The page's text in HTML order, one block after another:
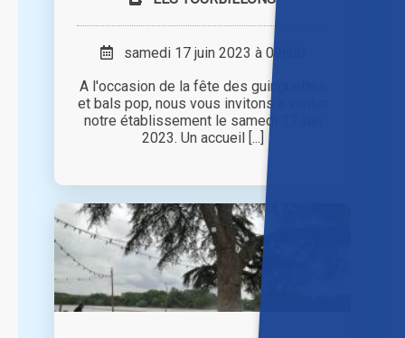
samedi 17 juin 2023 à 09h00
A l'occasion de la fête des guinguettes
et bals pop, nous vous invitons à visiter
notre établissement le samedi 17 juin
2023. Un accueil [...]